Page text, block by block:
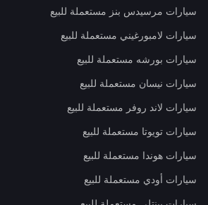
سيارات مرسيدس بنز مستعملة للبيع
سيارات لامبورغيني مستعملة للبيع
سيارات بورشه مستعملة للبيع
سيارات نيسان مستعملة للبيع
سيارات لاند روفر مستعملة للبيع
سيارات تويوتا مستعملة للبيع
سيارات هوندا مستعملة للبيع
سيارات أودي مستعملة للبيع